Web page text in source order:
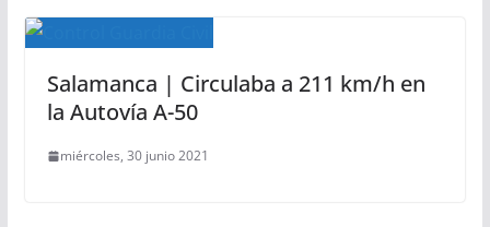
Salamanca | Circulaba a 211 km/h en
la Autovía A-50
miércoles, 30 junio 2021